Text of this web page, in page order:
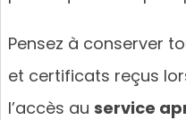
Pensez à conserver
et certificats reçus
l’accès au service